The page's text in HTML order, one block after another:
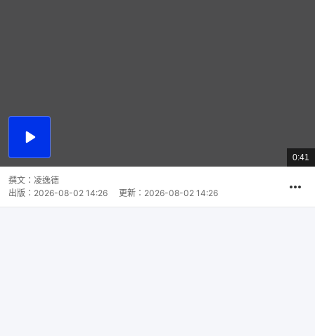
播
總
共
0:41
撰文： 凌逸德
出版： 2026-08-02 14:26 更新： 2026-08-02 14:26